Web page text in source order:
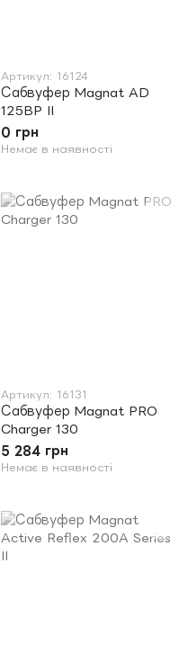
Артикул: 16124
Сабвуфер Magnat AD
125BP II
0 грн
Немає в наявності
Артикул: 16131
Сабвуфер Magnat PRO
Charger 130
5 284 грн
Немає в наявності